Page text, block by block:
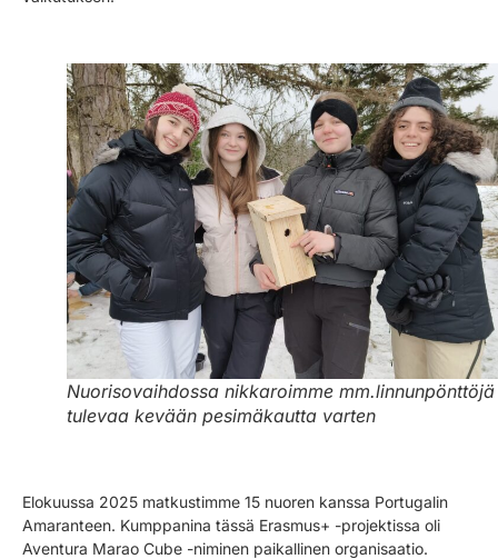
Nuorisovaihdossa nikkaroimme mm.linnunpönttöjä
tulevaa kevään pesimäkautta varten
Elokuussa 2025 matkustimme 15 nuoren kanssa Portugalin
Amaranteen. Kumppanina tässä Erasmus+ -projektissa oli
Aventura Marao Cube -niminen paikallinen organisaatio.